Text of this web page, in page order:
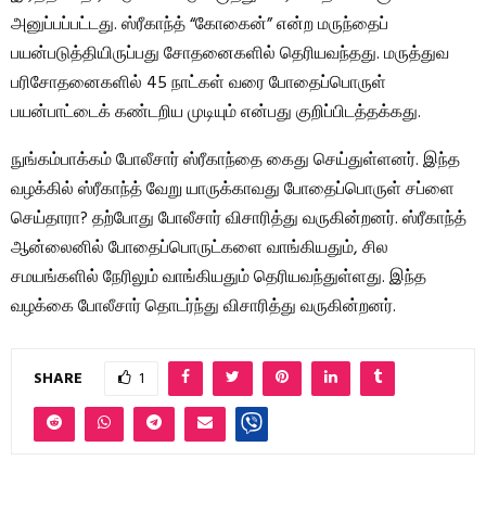
அனுப்பப்பட்டது. ஸ்ரீகாந்த் “கோகைன்” என்ற மருந்தைப்
பயன்படுத்தியிருப்பது சோதனைகளில் தெரியவந்தது. மருத்துவ
பரிசோதனைகளில் 45 நாட்கள் வரை போதைப்பொருள்
பயன்பாட்டைக் கண்டறிய முடியும் என்பது குறிப்பிடத்தக்கது.
நுங்கம்பாக்கம் போலீசார் ஸ்ரீகாந்தை கைது செய்துள்ளனர். இந்த
வழக்கில் ஸ்ரீகாந்த் வேறு யாருக்காவது போதைப்பொருள் சப்ளை
செய்தாரா? தற்போது போலீசார் விசாரித்து வருகின்றனர். ஸ்ரீகாந்த்
ஆன்லைனில் போதைப்பொருட்களை வாங்கியதும், சில
சமயங்களில் நேரிலும் வாங்கியதும் தெரியவந்துள்ளது. இந்த
வழக்கை போலீசார் தொடர்ந்து விசாரித்து வருகின்றனர்.
SHARE 1